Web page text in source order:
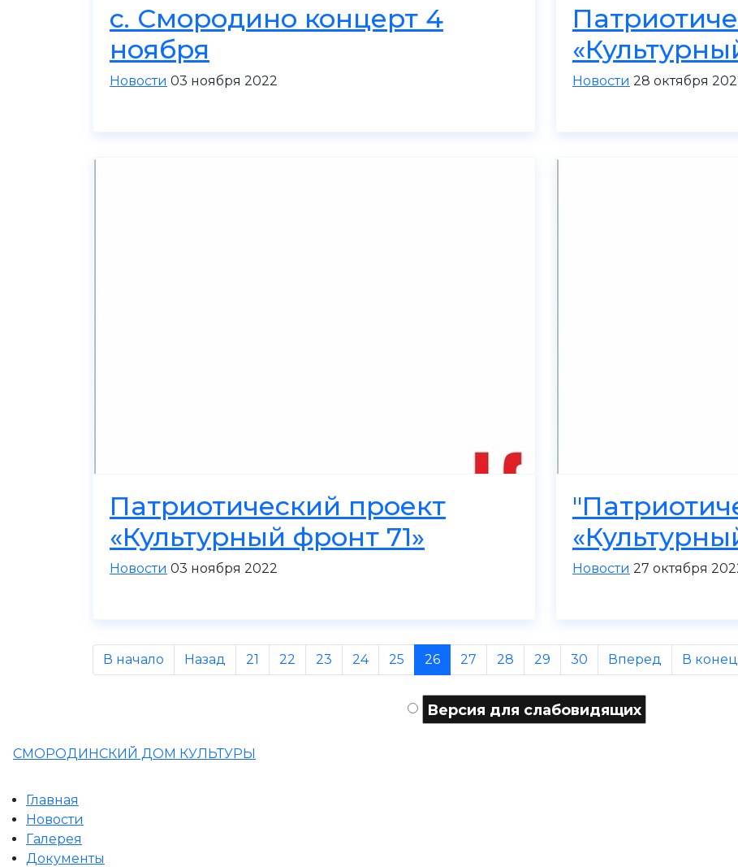
с. Смородино концерт 4
ноября
Новости 03 ноября 2022 Новости 28 октября
Патриотический проект
«Культурный фронт 71»
Новости 03 ноября 2022 Новости 27 октября
В начало Назад 21 22 23 24 25 26 27 28 29 30 Вперед В конец
Версия для слабовидящих
СМОРОДИНСКИЙ ДОМ КУЛЬТУРЫ
Главная
Новости
Галерея
Документы